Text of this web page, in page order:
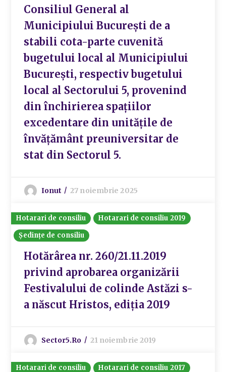
Consiliul General al
Municipiului București de a
stabili cota-parte cuvenită
bugetului local al Municipiului
București, respectiv bugetului
local al Sectorului 5, provenind
din închirierea spațiilor
excedentare din unitățile de
învățământ preuniversitar de
stat din Sectorul 5.
Ionut 27 noiembrie 2025
Hotarari de consiliu
Hotarari de consiliu 2019
Ședințe de consiliu
Hotărârea nr. 260/21.11.2019
privind aprobarea organizării
Festivalului de colinde Astăzi s-
a născut Hristos, ediția 2019
Sector5.ro 21 noiembrie 2019
Hotarari de consiliu Hotarari de consiliu 2017